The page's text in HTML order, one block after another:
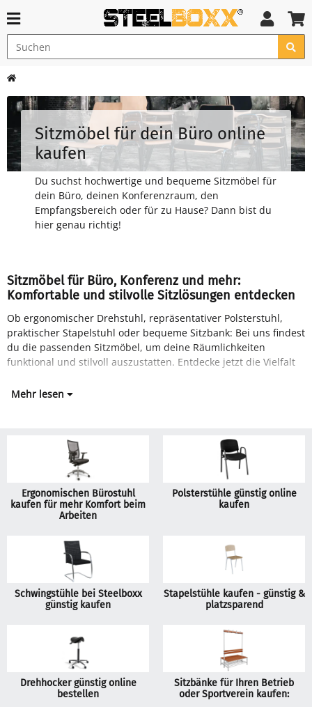
Sitzmöbel für dein Büro online
kaufen
Du suchst hochwertige und bequeme Sitzmöbel für
dein Büro, deinen Konferenzraum, den
Empfangsbereich oder für zu Hause? Dann bist du
hier genau richtig!
Sitzmöbel für Büro, Konferenz und mehr:
Komfortable und stilvolle Sitzlösungen entdecken
Ob ergonomischer Drehstuhl, repräsentativer Polsterstuhl,
praktischer Stapelstuhl oder bequeme Sitzbank: Bei uns findest
du die passenden Sitzmöbel, um deine Räumlichkeiten
funktional und stilvoll auszustatten. Entdecke jetzt die Vielfalt
unserer Sitzmöbel und profitiere von hochwertiger Qualität
Mehr lesen
Ergonomischen Bürostuhl
kaufen für mehr Komfort beim
Arbeiten
Polsterstühle günstig online
kaufen
Schwingstühle bei Steelboxx
günstig kaufen
Stapelstühle kaufen - günstig &
platzsparend
Drehhocker günstig online
bestellen
Sitzbänke für Ihren Betrieb
oder Sportverein kaufen: